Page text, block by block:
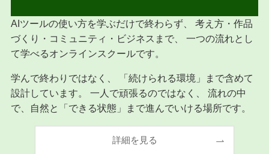
AIツールの使い方を学ぶだけで終わらず、 考え方・作品
づくり・コミュニティ・ビジネスまで、 一つの流れとし
て学べるオンラインスクールです。
学んで終わりではなく、 「続けられる環境」まで含めて
設計しています。 一人で頑張るのではなく、 流れの中
で、自然と「できる状態」まで進んでいける場所です。
詳細を見る